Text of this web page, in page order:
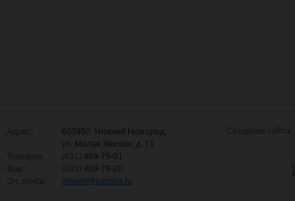
603950, Нижний Новгород,
ул. Малая Ямская, д. 71
469-79-01
469-79-20
nniiem@yandex.ru